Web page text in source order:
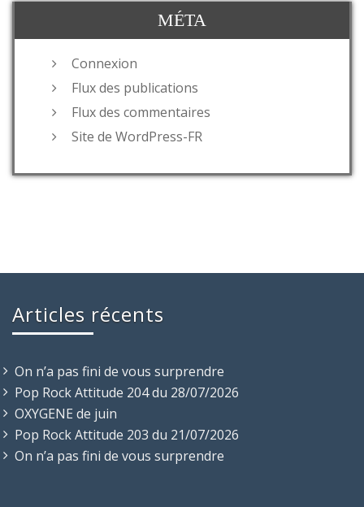
MÉTA
Connexion
Flux des publications
Flux des commentaires
Site de WordPress-FR
Articles récents
On n’a pas fini de vous surprendre
Pop Rock Attitude 204 du 28/07/2026
OXYGENE de juin
Pop Rock Attitude 203 du 21/07/2026
On n’a pas fini de vous surprendre